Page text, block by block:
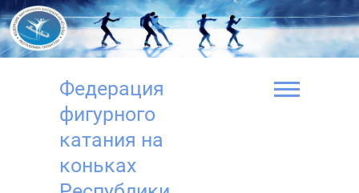
Перейти
к
содержимому
Федерация
фигурного
катания на
коньках